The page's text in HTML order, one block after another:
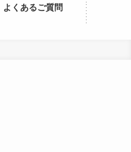
よくあるご質問